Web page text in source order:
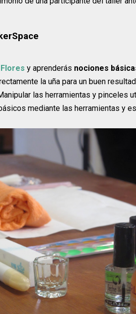
y aprenderás nociones
la uña para un buen
las herramientas y pinceles
mediante las herramientas y